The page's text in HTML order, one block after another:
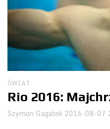
Plebiscyt
Psychologia
Obozy
ŚWIAT
Rio 2016:
Szymon Gagatek 2016-08-07